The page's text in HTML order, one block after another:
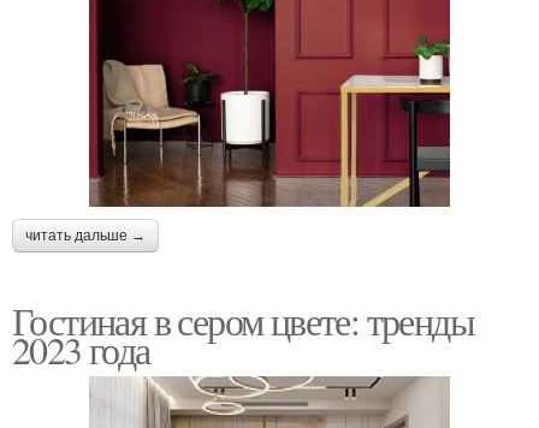
читать дальше →
Гостиная в сером цвете: тренды
2023 года